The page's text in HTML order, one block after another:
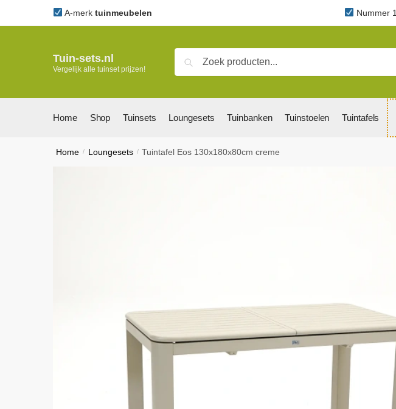
A-merk tuinmeubelen Nummer 1
Tuin-sets.nl
Vergelijk alle tuinset prijzen!
Zoeken
Home Shop Tuinsets Loungesets Tuinbanken Tuinstoelen Tuintafels
Home / Loungesets / Tuintafel Eos 130x180x80cm creme